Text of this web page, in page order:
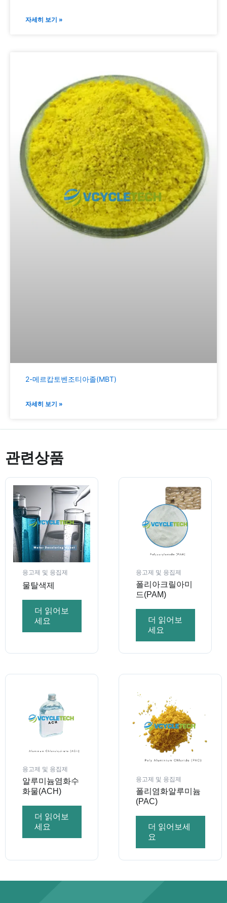
자세히 보기 »
2-메르캅토벤조티아졸(MBT)
자세히 보기 »
관련상품
응고제 및 응집제
물탈색제
더 읽어보
세요
응고제 및 응집제
폴리아크릴아미
드(PAM)
더 읽어보
세요
응고제 및 응집제
알루미늄염화수
화물(ACH)
더 읽어보
세요
응고제 및 응집제
폴리염화알루미늄
(PAC)
더 읽어보세
요